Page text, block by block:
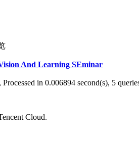
And Learning SEminar
, Processed in 0.006894 second(s), 5
Cloud.